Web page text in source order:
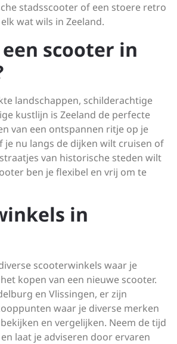
stadsscooter of een stoere retro
wat wils in Zeeland.
scooter in
landschappen, schilderachtige
kustlijn is Zeeland de perfecte
van een ontspannen ritje op je
je nu langs de dijken wilt cruisen of
van historische steden wilt
ben je flexibel en vrij om te
in
scooterwinkels waar je
kopen van een nieuwe scooter.
en Vlissingen, er zijn
waar je diverse merken
en vergelijken. Neem de tijd
laat je adviseren door ervaren